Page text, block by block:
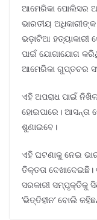
ଆମେରିକା ପୋଲିସର
ଭାରତୀୟ
ଭଡ଼ାଟିଆ ହତ୍ୟାକାରୀ
ପାଇଁ ଯୋଗାଯୋଗ
ଆମେରିକା ଗୁପ୍ତଚର
ଏହି ଅପରାଧ ପାଇଁ
ହୋଇପାରେ। ଆସନ୍ତା
ଶୁଣାଇବେ।
ଏହି ଘଟଣାକୁ ନେଇ
ତିକ୍ତତା
ସରକାରୀ ସମ୍ପୃକ୍ତିକୁ
‘ଭିତ୍ତିହୀନ’ ବୋଲି